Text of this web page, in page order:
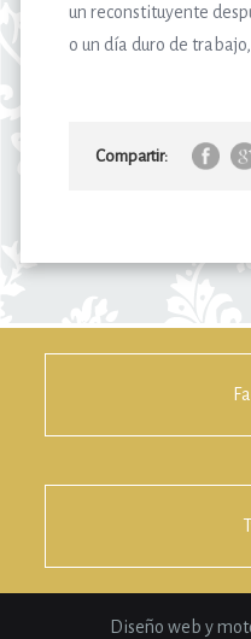
un reconstituyente
o un día duro de
Compartir:
Diseño web y